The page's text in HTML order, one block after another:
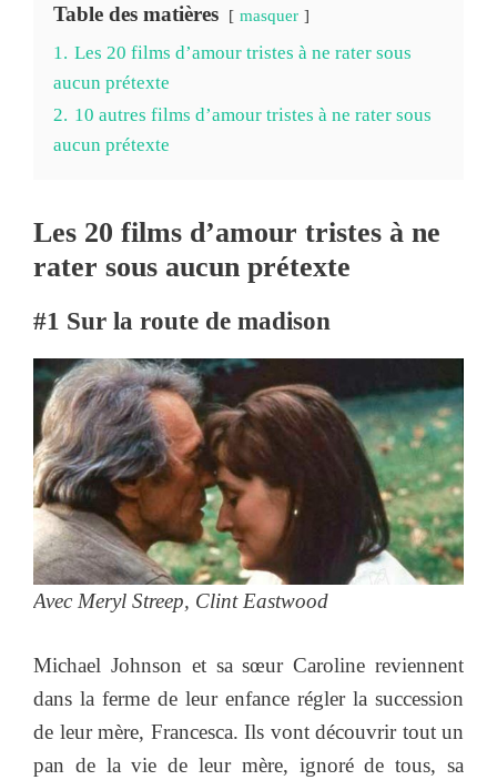
Table des matières masquer
1. Les 20 films d’amour tristes à ne rater sous
aucun prétexte
2. 10 autres films d’amour tristes à ne rater sous
aucun prétexte
Les 20 films d’amour tristes à ne
rater sous aucun prétexte
#1 Sur la route de madison
Avec Meryl Streep, Clint Eastwood
Michael Johnson et sa sœur Caroline reviennent
dans la ferme de leur enfance régler la succession
de leur mère, Francesca. Ils vont découvrir tout un
pan de la vie de leur mère, ignoré de tous, sa